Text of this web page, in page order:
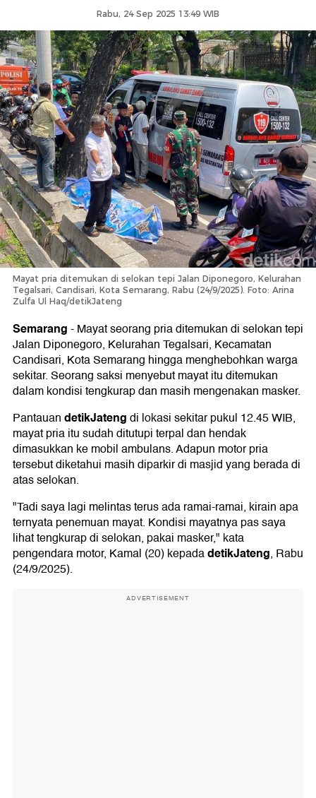
Rabu, 24 Sep 2025 13:49 WIB
Mayat pria ditemukan di selokan tepi Jalan Diponegoro, Kelurahan
Tegalsari, Candisari, Kota Semarang, Rabu (24/9/2025). Foto: Arina
Zulfa Ul Haq/detikJateng
Semarang-Mayat seorang pria ditemukan di selokan tepi
Jalan Diponegoro, Kelurahan Tegalsari, Kecamatan
Candisari, Kota Semarang hingga menghebohkan warga
sekitar. Seorang saksi menyebut mayat itu ditemukan
dalam kondisi tengkurap dan masih mengenakan masker.
PantauandetikJatengdi lokasi sekitar pukul 12.45 WIB,
mayat pria itu sudah ditutupi terpal dan hendak
dimasukkan ke mobil ambulans. Adapun motor pria
tersebut diketahui masih diparkir di masjid yang berada di
atas selokan.
"Tadi saya lagi melintas terus ada ramai-ramai, kirain apa
ternyata penemuan mayat. Kondisi mayatnya pas saya
lihat tengkurap di selokan, pakai masker," kata
pengendara motor, Kamal (20) kepadadetikJateng, Rabu
(24/9/2025).
ADVERTISEMENT